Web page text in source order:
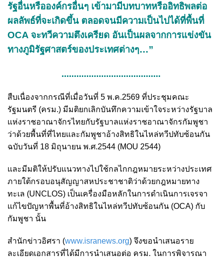
รัฐอื่นหรือองค์กรอื่นๆ เข้ามามีบทบาทหรืออิทธิพลต่อ
ผลลัพธ์ที่จะเกิดขึ้น ตลอดจนมีความเป็นไปได้ที่พื้นที่
OCA จะทวีความตึงเครียด อันเป็นผลจากการแข่งขัน
ทางภูมิรัฐศาสตร์ของประเทศต่างๆ…”
........................................
สืบเนื่องจากกรณีที่เมื่อวันที่ 5 พ.ค.2569 ที่ประชุมคณะ
รัฐมนตรี (ครม.) มีมติยกเลิกบันทึกความเข้าใจระหว่างรัฐบาล
แห่งราชอาณาจักรไทยกับรัฐบาลแห่งราชอาณาจักรกัมพูชา
ว่าด้วยพื้นที่ที่ไทยและกัมพูชาอ้างสิทธิในไหล่ทวีปทับซ้อนกัน
ฉบับวันที่ 18 มิถุนายน พ.ศ.2544 (MOU 2544)
และมีมติให้ปรับแนวทางไปใช้กลไกกฎหมายระหว่างประเทศ
ภายใต้กรอบอนุสัญญาสหประชาชาติว่าด้วยกฎหมายทาง
ทะเล (UNCLOS) เป็นเครื่องมือหลักในการดำเนินการเจรจา
แก้ไขปัญหาพื้นที่อ้างสิทธิในไหล่ทวีปทับซ้อนกัน (OCA) กับ
กัมพูชา นั้น
สำนักข่าวอิศรา (www.isranews.org) จึงขอนำเสนอราย
ละเอียดเอกสารที่ได้มีการนำเสนอต่อ ครม. ในการพิจารณา